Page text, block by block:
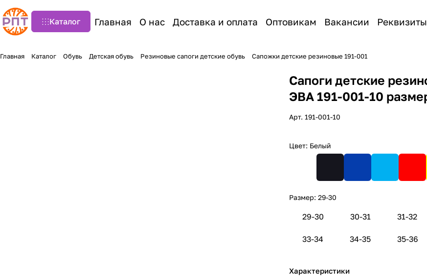
Каталог Главная О нас Доставка и оплата Оптовикам Вакансии Реквизиты
Главная Каталог Обувь Детская обувь Резиновые сапоги детские обувь Сапожки детские резиновые 191-001
Сапоги детские
ЭВА 191-001-10
Арт.191-001-10
Цвет: Белый
Размер:29-30
29-30 30-31 31-32
33-34 34-35 35-36
Характеристики